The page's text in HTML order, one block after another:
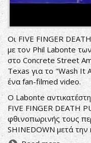
Οι FIVE FINGER
με τον Phil Labonte
στο Concrete Street
Texas για το "Wash It
ένα fan-filmed video.
O Labonte
FIVE FINGER DEATH
φθινοπωρινής τους
SHINEDOWN μετά